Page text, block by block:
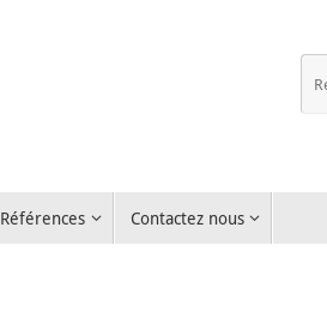
Références Contactez nous